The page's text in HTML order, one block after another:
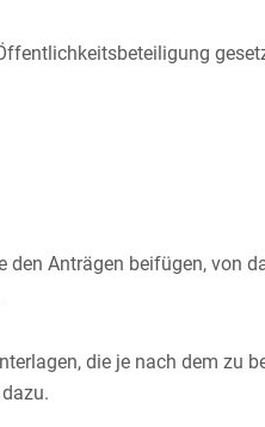
den Anträgen beifügen, von
die je nach dem zu